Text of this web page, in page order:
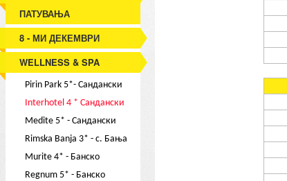
ПАТУВАЊА
8 - МИ ДЕКЕМВРИ
WELLNESS & SPA
Pirin Park 5*- Сандански
Interhotel 4 * Сандански
Medite 5* - Сандански
Rimska Banja 3* - с. Бања
Murite 4* - Банско
Regnum 5* - Банско